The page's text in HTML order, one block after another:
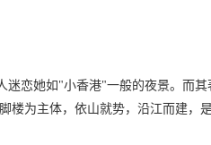
恋她如"小香港"一般的夜景。而其
楼为主体，依山就势，沿江而建，